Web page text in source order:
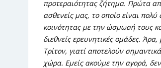
προτεραιότητας ζήτημα. Πρώτα
ασθενείς μας, το οποίο είναι
κοινότητας με την ώσμωσή τους
διεθνείς ερευνητικές ομάδες.
Τρίτον, γιατί αποτελούν
χώρα. Εμείς ακούμε την αγορά,